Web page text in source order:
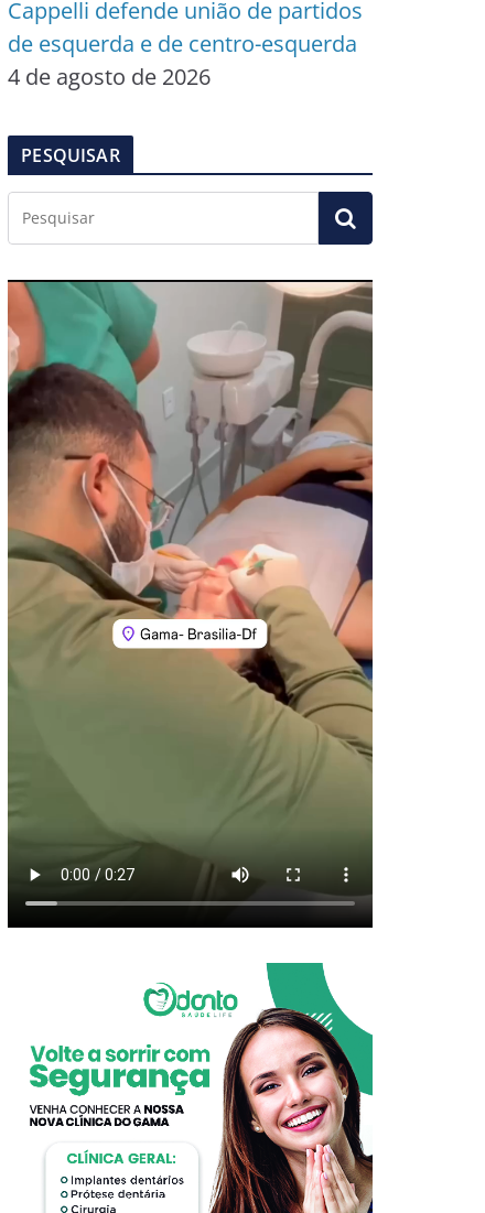
Cappelli defende união de partidos
de esquerda e de centro-esquerda
4 de agosto de 2026
PESQUISAR